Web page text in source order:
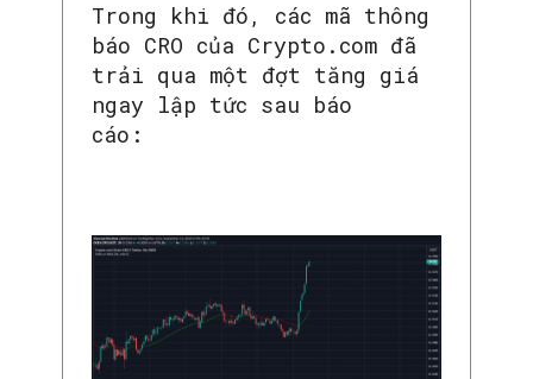
Trong khi đó, các mã thông
báo CRO của Crypto.com đã
trải qua một đợt tăng giá
ngay lập tức sau báo
cáo: